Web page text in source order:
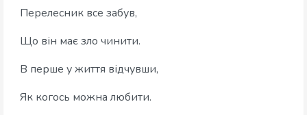
Перелесник все забув,
Що він має зло чинити.
В перше у життя відчувши,
Як когось можна любити.